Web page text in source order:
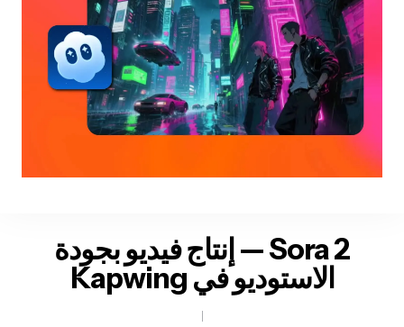
Sora 2 — إنتاج فيديو بجودة
الاستوديو في Kapwing